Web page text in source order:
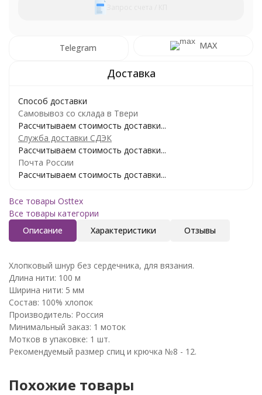
Telegram MAX
Способ доставки
Самовывоз со склада в Твери
Рассчитываем стоимость доставки...
Служба доставки СДЭК
Рассчитываем стоимость доставки...
Почта России
Рассчитываем стоимость доставки...
Все товары Osttex
Все товары категории
Описание
Характеристики Отзывы
Хлопковый шнур без сердечника, для вязания.
Длина нити: 100 м
Ширина нити: 5 мм
Состав: 100% хлопок
Производитель: Россия
Минимальный заказ: 1 моток
Мотков в упаковке: 1 шт.
Рекомендуемый размер спиц и крючка №8 - 12.
Похожие товары